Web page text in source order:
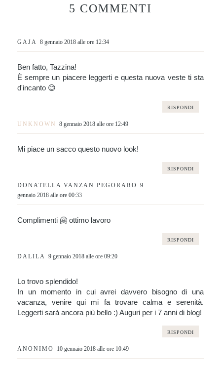
5 COMMENTI
GAJA 8 gennaio 2018 alle ore 12:34
Ben fatto, Tazzina!
È sempre un piacere leggerti e questa nuova veste ti sta
d'incanto 😊
RISPONDI
UNKNOWN 8 gennaio 2018 alle ore 12:49
Mi piace un sacco questo nuovo look!
RISPONDI
DONATELLA VANZAN PEGORARO 9
gennaio 2018 alle ore 00:33
Complimenti 🤗 ottimo lavoro
RISPONDI
DALILA 9 gennaio 2018 alle ore 09:20
Lo trovo splendido!
In un momento in cui avrei davvero bisogno di una
vacanza, venire qui mi fa trovare calma e serenità.
Leggerti sarà ancora più bello :) Auguri per i 7 anni di blog!
RISPONDI
ANONIMO 10 gennaio 2018 alle ore 10:49